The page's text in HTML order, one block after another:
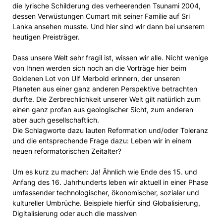
die lyrische Schilderung des verheerenden Tsunami 2004,
dessen Verwüstungen Cumart mit seiner Familie auf Sri
Lanka ansehen musste. Und hier sind wir dann bei unserem
heutigen Preisträger.
Dass unsere Welt sehr fragil ist, wissen wir alle. Nicht wenige
von Ihnen werden sich noch an die Vorträge hier beim
Goldenen Lot von Ulf Merbold erinnern, der unseren
Planeten aus einer ganz anderen Perspektive betrachten
durfte. Die Zerbrechlichkeit unserer Welt gilt natürlich zum
einen ganz profan aus geologischer Sicht, zum anderen
aber auch gesellschaftlich.
Die Schlagworte dazu lauten Reformation und/oder Toleranz
und die entsprechende Frage dazu: Leben wir in einem
neuen reformatorischen Zeitalter?
Um es kurz zu machen: Ja! Ähnlich wie Ende des 15. und
Anfang des 16. Jahrhunderts leben wir aktuell in einer Phase
umfassender technologischer, ökonomischer, sozialer und
kultureller Umbrüche. Beispiele hierfür sind Globalisierung,
Digitalisierung oder auch die massiven